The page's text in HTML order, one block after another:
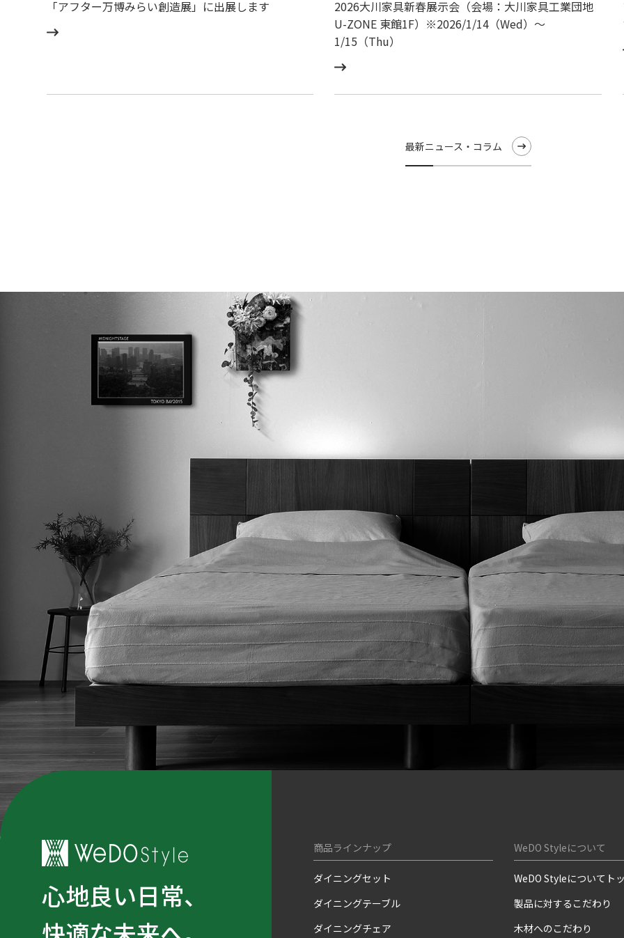
「アフター万博みらい創造展」に出展します
2026大川家具新春展示会（会場：大川家具工業団地
U-ZONE 東館1F）※2026/1/14（Wed）〜
1/15（Thu）
最新ニュース・コラム
心地良い日常、
商品ラインナップ
ダイニングセット
ダイニングテーブル
ダイニングチェア
WeDO Styleについて
WeDO Styleについてト
製品に対するこだわり
木材へのこだわり